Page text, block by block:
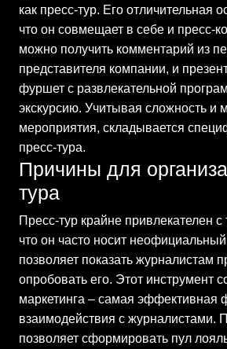
как пресс-тур. Его отличительная
что он совмещает в себе и пресс-
можно получить комментарий из
представителя компании, и
фуршет с развлекательной
экскурсию. Учитывая сложность и
мероприятия, складывается
пресс-тура.
Причины для
тура
Пресс-тур крайне привлекателен с
что он часто носит
позволяет показать журналистам
опробовать его. Этот инструмент
маркетинга – самая эффективная
взаимодействия с журналистами.
позволяет сформировать пул